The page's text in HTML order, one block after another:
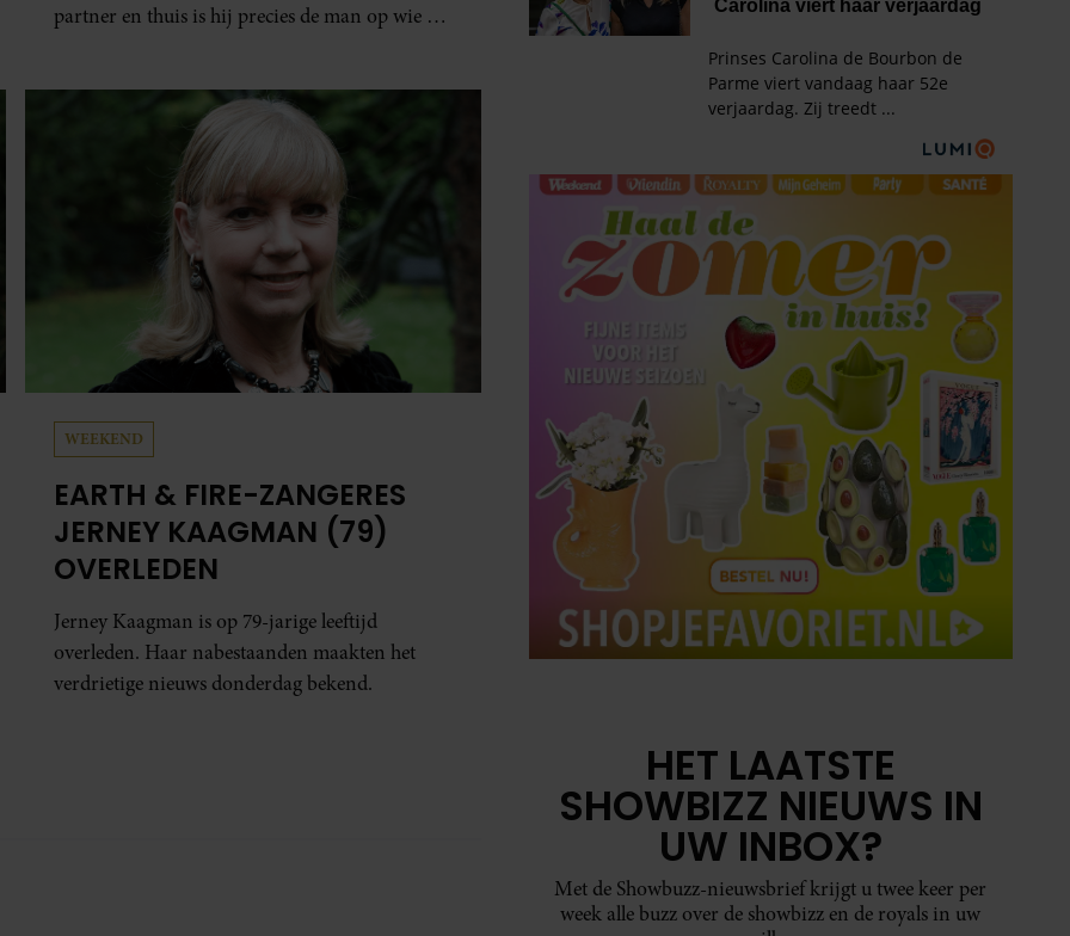
partner en thuis is hij precies de man op wie ze
ze samen onder de mensen zijn.
WEEKEND
EARTH & FIRE-ZANGERES
JERNEY KAAGMAN (79)
OVERLEDEN
Jerney Kaagman is op 79-jarige leeftijd
overleden. Haar nabestaanden maakten het
verdrietige nieuws donderdag bekend.
HET LAATSTE
SHOWBIZZ NIEUWS IN
UW INBOX?
Met de Showbuzz-nieuwsbrief krijgt u twee keer per
week alle buzz over de showbizz en de royals in uw